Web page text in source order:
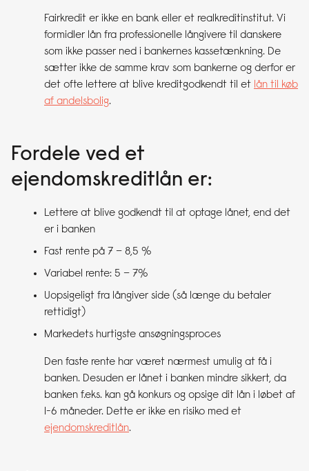
Fairkredit er ikke en bank eller et realkreditinstitut. Vi
formidler lån fra professionelle långivere til danskere
som ikke passer ned i bankernes kassetænkning. De
sætter ikke de samme krav som bankerne og derfor er
det ofte lettere at blive kreditgodkendt til et lån til køb
af andelsbolig.
Fordele ved et
ejendomskreditlån er:
Lettere at blive godkendt til at optage lånet, end det
er i banken
Fast rente på 7 – 8,5 %
Variabel rente: 5 – 7%
Uopsigeligt fra långiver side (så længe du betaler
rettidigt)
Markedets hurtigste ansøgningsproces
Den faste rente har været nærmest umulig at få i
banken. Desuden er lånet i banken mindre sikkert, da
banken f.eks. kan gå konkurs og opsige dit lån i løbet af
1-6 måneder. Dette er ikke en risiko med et
ejendomskreditlån.